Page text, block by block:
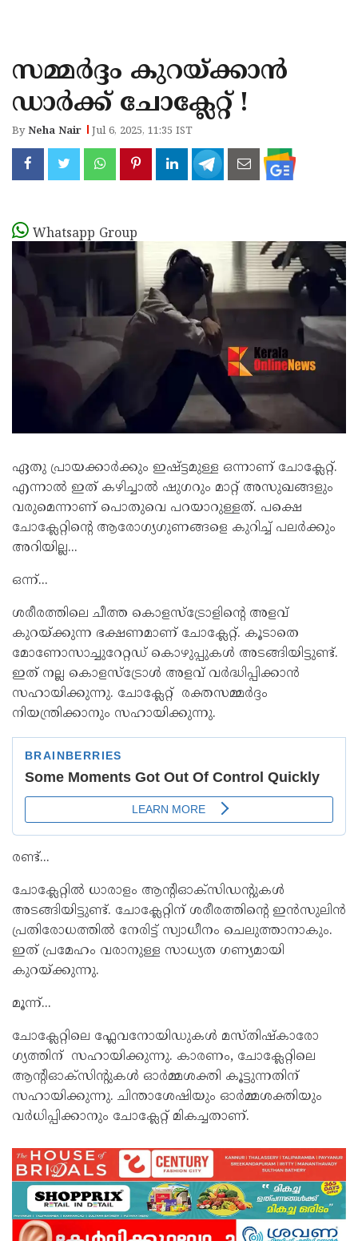
KANNUR
KASARAGOD
സമ്മർദ്ദം കുറയ്ക്കാൻ
ഡാർക്ക് ചോക്ലേറ്റ് !
ByNeha Nair Jul 6, 2025, 11:35 IST
Whatsapp Group
ഏതു പ്രായക്കാർക്കും ഇഷ്ട്ടമുള്ള ഒന്നാണ് ചോക്ലേറ്റ്.
എന്നാൽ ഇത് കഴിച്ചാൽ ഷുഗറും മാറ്റ് അസുഖങ്ങളും
വരുമെന്നാണ് പൊതുവെ പറയാറുള്ളത്. പക്ഷെ
ചോക്ലേറ്റിന്റെ ആരോ​ഗ്യ​ഗുണങ്ങളെ കുറിച്ച് പലർക്കും
അറിയില്ല...
ഒന്ന്...
ശരീരത്തിലെ ചീത്ത കൊളസ്ട്രോളിൻ്റെ അളവ്
കുറയ്ക്കുന്ന ഭക്ഷണമാണ് ചോക്ലേറ്റ്. കൂടാതെ
മോണോസാച്ചുറേറ്റഡ് കൊഴുപ്പുകൾ അടങ്ങിയിട്ടുണ്ട്.
ഇത് നല്ല കൊളസ്ട്രോൾ അളവ് വർദ്ധിപ്പിക്കാൻ
സഹായിക്കുന്നു. ചോക്ലേറ്റ് രക്തസമ്മർദ്ദം
നിയന്ത്രിക്കാനും സഹായിക്കുന്നു.
രണ്ട്...
ചോക്ലേറ്റിൽ ധാരാളം ആൻ്റിഓക്‌സിഡൻ്റുകൾ
അടങ്ങിയിട്ടുണ്ട്. ചോക്ലേറ്റിന് ശരീരത്തിൻ്റെ ഇൻസുലിൻ
പ്രതിരോധത്തിൽ നേരിട്ട് സ്വാധീനം ചെലുത്താനാകും.
ഇത് പ്രമേഹം വരാനുള്ള സാധ്യത ഗണ്യമായി
കുറയ്ക്കുന്നു.
മൂന്ന്...
ചോക്ലേറ്റിലെ ഫ്ലേവനോയിഡുകൾ മസ്തിഷ്കാരോ​
ഗ്യത്തിന് സഹായിക്കുന്നു. കാരണം, ചോക്ലേറ്റിലെ
ആന്റിഓക്സിന്റുകൾ ഓർമ്മശക്തി കൂട്ടുന്നതിന്
സഹായിക്കുന്നു. ചിന്താശേഷിയും ഓർമ്മശക്തിയും
വർധിപ്പിക്കാനും ചോക്ലേറ്റ് മികച്ചതാണ്.